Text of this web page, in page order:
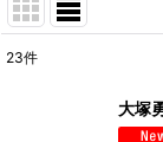
23件
大塚